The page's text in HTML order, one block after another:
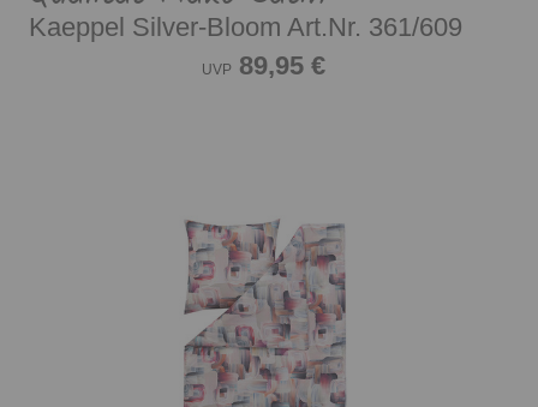
Kaeppel Silver-Bloom Art.Nr. 361/609
UVP 89,95 €